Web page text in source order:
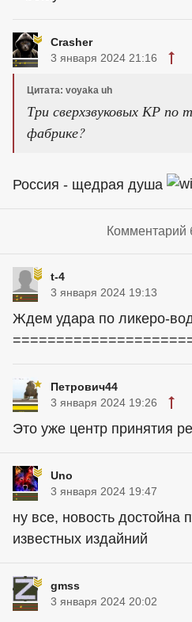
Crasher
3 января 2024 21:16
Цитата: voyaka uh
Три сверхзвуковых КР по
фабрике?
Россия - щедрая душа
Комментарий
t-4
3 января 2024 19:13
Ждем удара по ликеро-
Петрович44
3 января 2024 19:26
Это уже центр принятия
Uno
3 января 2024 19:47
ну все, новость достойна
известных издайний
gmss
3 января 2024 20:02